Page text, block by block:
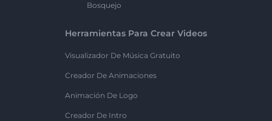
Bosquejo
Herramientas Para Crear Videos
Visualizador De Música Gratuito
Creador De Animaciones
Animación De Logo
Creador De Intro